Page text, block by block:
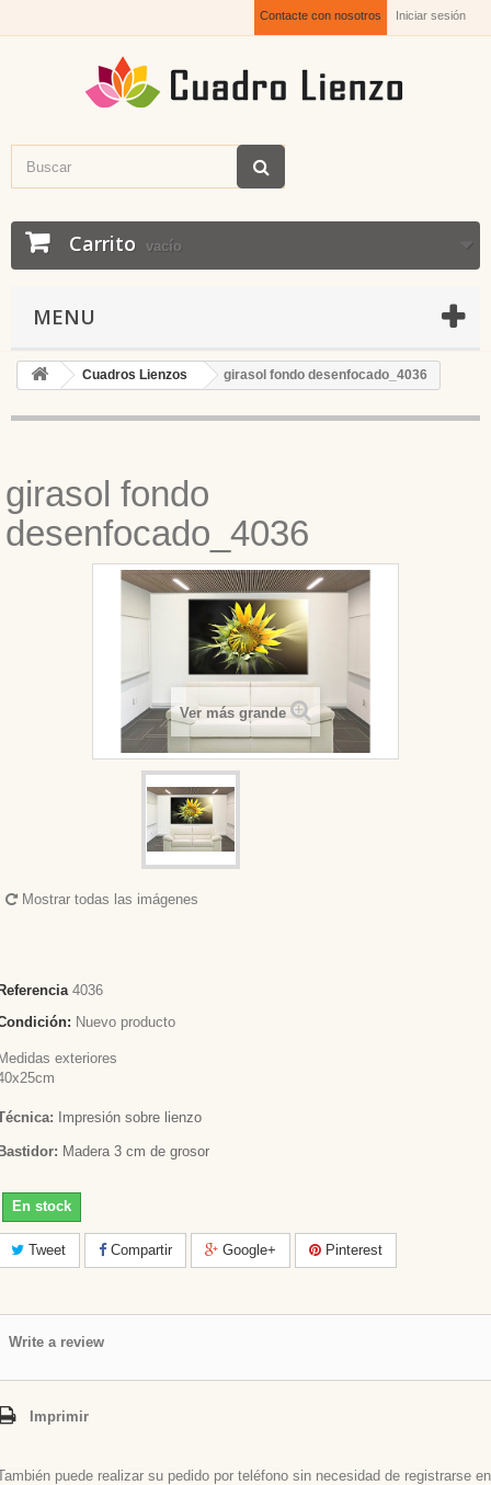
Iniciar sesión
Contacte con nosotros
Carrito vacío
MENU
Cuadros Lienzos girasol fondo desenfocado_4036
girasol fondo
desenfocado_4036
Ver más grande
Mostrar todas las imágenes
4036
Nuevo producto
exteriores
Impresión sobre lienzo
Madera 3 cm de grosor
En stock
Tweet Compartir Google+ Pinterest
Write a review
Imprimir
puede realizar su pedido por teléfono sin necesidad de registrarse en